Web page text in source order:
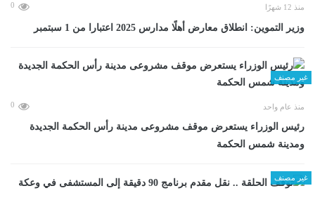
منذ 12 شهرًا 0
وزير التموين: انطلاق معارض أهلًا مدارس 2025 اعتبارا من 1 سبتمبر
غير مصنف
منذ عام واحد 0
رئيس الوزراء يستعرض موقف مشروعى مدينة رأس الحكمة الجديدة
ومدينة شمس الحكمة
غير مصنف